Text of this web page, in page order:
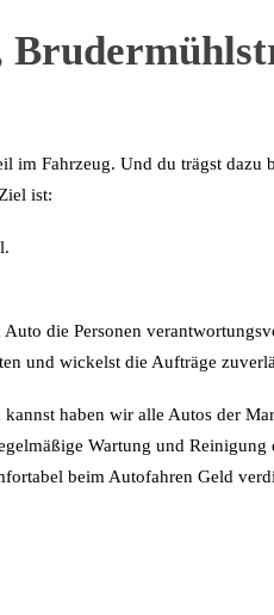
im Fahrzeug. Und du trägst dazu
ist:
die Personen
und wickelst die Aufträge
haben wir alle Autos der
Wartung und
beim Autofahren Geld